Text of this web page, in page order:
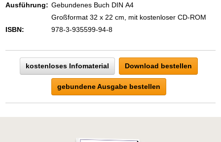
Ausführung: Gebundenes Buch DIN A4
Großformat 32 x 22 cm, mit kostenloser CD-ROM
ISBN:
978-3-935599-94-8
kostenloses Infomaterial Download bestellen
gebundene Ausgabe bestellen